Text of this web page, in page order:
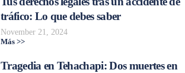
tráfico: Lo que debes saber
November 21, 2024
Más >>
Tragedia en Tehachapi: Dos muertes en